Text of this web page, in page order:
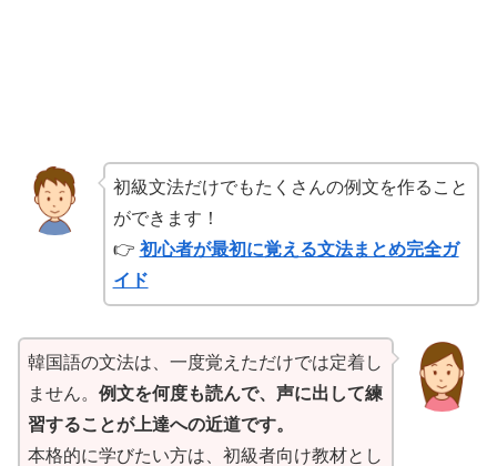
初級文法だけでもたくさんの例文を作ること
ができます！
👉 初心者が最初に覚える文法まとめ完全ガ
イド
韓国語の文法は、一度覚えただけでは定着し
ません。 例文を何度も読んで、声に出して練
習することが上達への近道です。
本格的に学びたい方は、初級者向け教材とし